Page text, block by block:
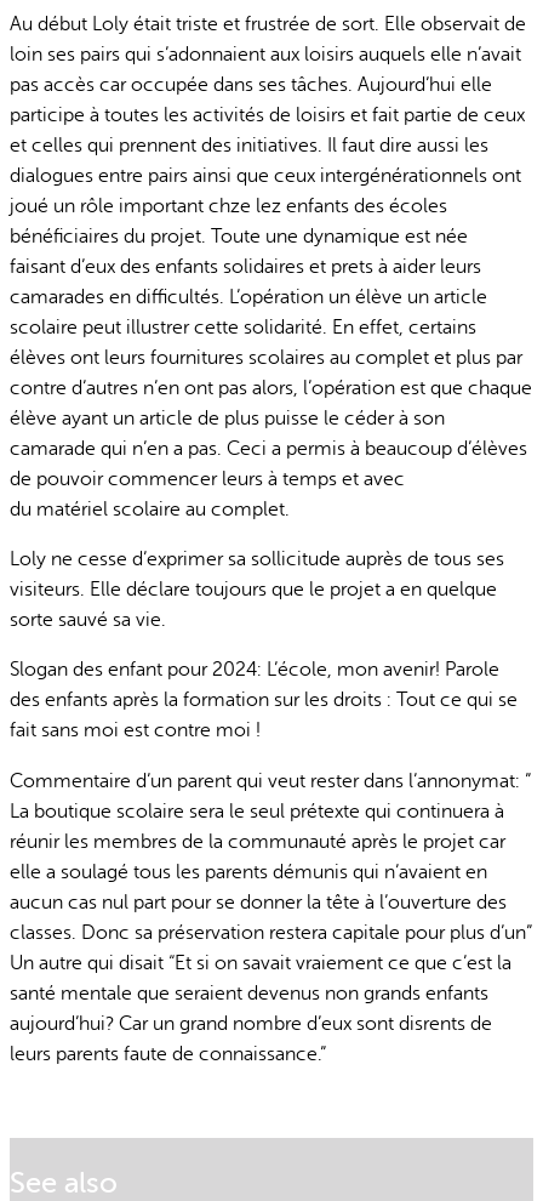
Au début Loly était triste et frustrée de sort. Elle observait de
loin ses pairs qui s’adonnaient aux loisirs auquels elle n’avait
pas accès car occupée dans ses tâches. Aujourd’hui elle
participe à toutes les activités de loisirs et fait partie de ceux
et celles qui prennent des initiatives. Il faut dire aussi les
dialogues entre pairs ainsi que ceux intergénérationnels ont
joué un rôle important chze lez enfants des écoles
bénéficiaires du projet. Toute une dynamique est née
faisant d’eux des enfants solidaires et prets à aider leurs
camarades en difficultés. L’opération un élève un article
scolaire peut illustrer cette solidarité. En effet, certains
élèves ont leurs fournitures scolaires au complet et plus par
contre d’autres n’en ont pas alors, l’opération est que chaque
élève ayant un article de plus puisse le céder à son
camarade qui n’en a pas. Ceci a permis à beaucoup d’élèves
de pouvoir commencer leurs à temps et avec
du matériel scolaire au complet.
Loly ne cesse d’exprimer sa sollicitude auprès de tous ses
visiteurs. Elle déclare toujours que le projet a en quelque
sorte sauvé sa vie.
Slogan des enfant pour 2024: L’école, mon avenir! Parole
des enfants après la formation sur les droits : Tout ce qui se
fait sans moi est contre moi !
Commentaire d’un parent qui veut rester dans l’annonymat: ”
La boutique scolaire sera le seul prétexte qui continuera à
réunir les membres de la communauté après le projet car
elle a soulagé tous les parents démunis qui n’avaient en
aucun cas nul part pour se donner la tête à l’ouverture des
classes. Donc sa préservation restera capitale pour plus d’un”
Un autre qui disait “Et si on savait vraiement ce que c’est la
santé mentale que seraient devenus non grands enfants
aujourd’hui? Car un grand nombre d’eux sont disrents de
leurs parents faute de connaissance.”
See also